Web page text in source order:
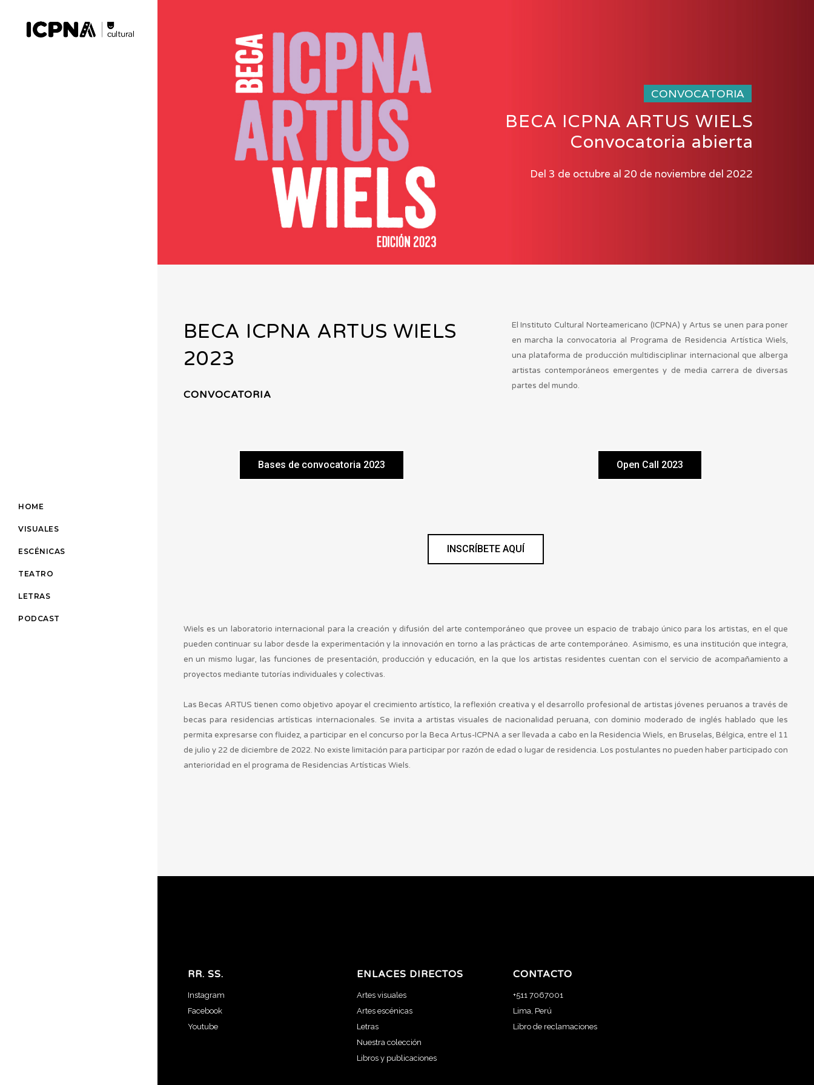
HOME
VISUALES
ESCÉNICAS
TEATRO
LETRAS
PODCAST
CONVOCATORIA
BECA ICPNA ARTUS WIELS
Convocatoria abierta
Del 3 de octubre al 20 de noviembre del 2022
BECA ICPNA ARTUS WIELS
2023
CONVOCATORIA
El Instituto Cultural Norteamericano (ICPNA) y Artus se unen para poner
en marcha la convocatoria al Programa de Residencia Artística Wiels,
una plataforma de producción multidisciplinar internacional que alberga
artistas contemporáneos emergentes y de media carrera de diversas
partes del mundo.
Bases de convocatoria 2023 Open Call 2023
INSCRÍBETE AQUÍ
Wiels es un laboratorio internacional para la creación y difusión del arte contemporáneo que provee un espacio de trabajo único para los artistas, en el que
pueden continuar su labor desde la experimentación y la innovación en torno a las prácticas de arte contemporáneo. Asimismo, es una institución que integra,
en un mismo lugar, las funciones de presentación, producción y educación, en la que los artistas residentes cuentan con el servicio de acompañamiento a
proyectos mediante tutorías individuales y colectivas.
Las Becas ARTUS tienen como objetivo apoyar el crecimiento artístico, la reflexión creativa y el desarrollo profesional de artistas jóvenes peruanos a través de
becas para residencias artísticas internacionales. Se invita a artistas visuales de nacionalidad peruana, con dominio moderado de inglés hablado que les
permita expresarse con fluidez, a participar en el concurso por la Beca Artus-ICPNA a ser llevada a cabo en la Residencia Wiels, en Bruselas, Bélgica, entre el 11
de julio y 22 de diciembre de 2022. No existe limitación para participar por razón de edad o lugar de residencia. Los postulantes no pueden haber participado con
anterioridad en el programa de Residencias Artísticas Wiels.
RR. SS.
Instagram
Facebook
Youtube
ENLACES DIRECTOS
Artes visuales
Artes escénicas
Letras
Nuestra colección
Libros y publicaciones
CONTACTO
+511 7067001
Lima, Perú
Libro de reclamaciones